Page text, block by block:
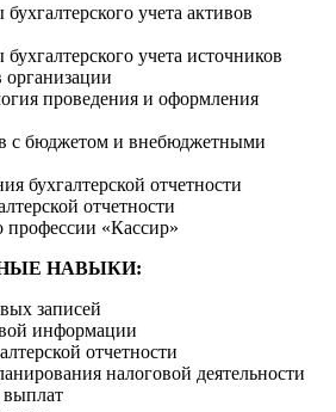
учета активов
учета источников
проведения и оформления
с бюджетом и внебюджетными
бухгалтерской отчетности
отчетности
профессии «Кассир»
НАВЫКИ:
записей
информации
отчетности
налоговой деятельности
выплат